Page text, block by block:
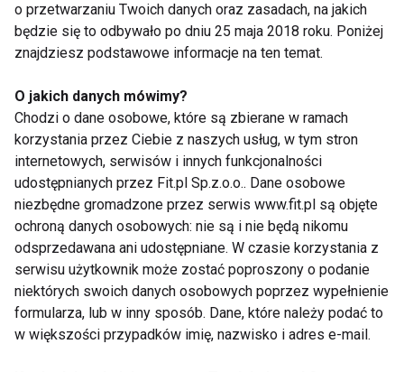
poetyka tego tańca - komplementował Galiński. -
Szkoda, że to się skończyło, pięknie zatańczyliście.
To się ociera o artyzm - dodał Wodecki. Mimo tylu
Maciej Friedek i Blanka Winiarska zatńczyli
pasodoble. - Ta muzyka i ten styl się nie przysłużył,
Lenny Kravitz panu nie pomógł - zwróciła się do
gwiazdora "W11" Beata Tyszkiewicz. -Wolałam pana
w smokingu. Inni jurorzy także patrzyli mniej
przychylnym okiem. Suma punktów tej pary to 23.
Julia Kamińska i Rafał Maserak - 1 miejsce
Kasia Glinka i Stefano Terrazzino - 2 miejsce
o przetwarzaniu Twoich danych oraz zasadach, na jakich
będzie się to odbywało po dniu 25 maja 2018 roku. Poniżej
znajdziesz podstawowe informacje na ten temat.
O jakich danych mówimy?
Chodzi o dane osobowe, które są zbierane w ramach
korzystania przez Ciebie z naszych usług, w tym stron
internetowych, serwisów i innych funkcjonalności
udostępnianych przez Fit.pl Sp.z.o.o.. Dane osobowe
niezbędne gromadzone przez serwis www.fit.pl są objęte
ochroną danych osobowych: nie są i nie będą nikomu
odsprzedawana ani udostępniane. W czasie korzystania z
serwisu użytkownik może zostać poproszony o podanie
niektórych swoich danych osobowych poprzez wypełnienie
formularza, lub w inny sposób. Dane, które należy podać to
w większości przypadków imię, nazwisko i adres e-mail.